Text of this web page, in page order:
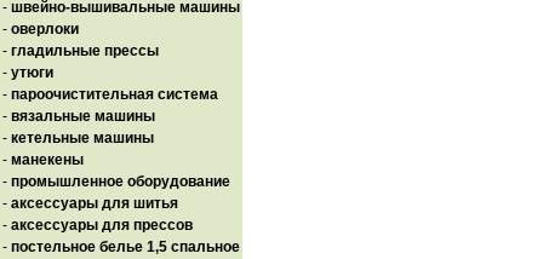
- швейно-вышивальные машины
- оверлоки
- гладильные прессы
- утюги
- пароочистительная система
- вязальные машины
- кетельные машины
- манекены
- промышленное оборудование
- аксессуары для шитья
- аксессуары для прессов
- постельное белье 1,5 спальное